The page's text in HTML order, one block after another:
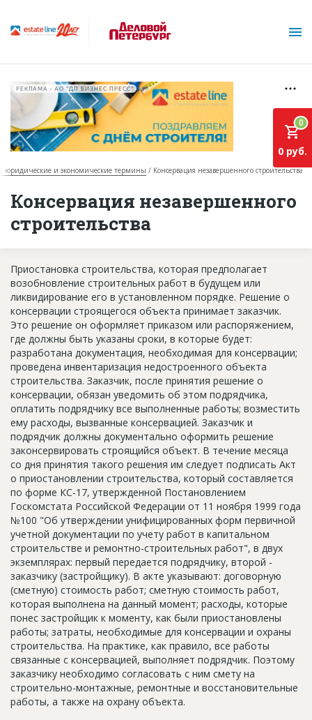
О проекте
Горячие объекты
База строящихся объектов
Инвестпроекты
Глоссарий
Новости
Платные услуги
Пресс-релизы
Правила работы
Контакты
Личный кабинет
РЕКЛАМА • АО "ДП БИЗНЕС ПРЕСС"
юридические и экономические термины Консервация незавершенного строительства
Консервация незавершенного
строительства
0
0 руб.
Приостановка строительства, которая предполагает
возобновление строительных работ в будущем или
ликвидирование его в установленном порядке. Решение о
консервации строящегося объекта принимает заказчик.
Это решение он оформляет приказом или распоряжением,
где должны быть указаны сроки, в которые будет:
разработана документация, необходимая для консервации;
проведена инвентаризация недостроенного объекта
строительства. Заказчик, после принятия решение о
консервации, обязан уведомить об этом подрядчика,
оплатить подрядчику все выполненные работы; возместить
ему расходы, вызванные консервацией. Заказчик и
подрядчик должны документально оформить решение
законсервировать строящийся объект. В течение месяца
со дня принятия такого решения им следует подписать Акт
о приостановлении строительства, который составляется
по форме КС-17, утвержденной Постановлением
Госкомстата Российской Федерации от 11 ноября 1999 года
№100 "Об утверждении унифицированных форм первичной
учетной документации по учету работ в капитальном
строительстве и ремонтно-строительных работ", в двух
экземплярах: первый передается подрядчику, второй -
заказчику (застройщику). В акте указывают: договорную
(сметную) стоимость работ; сметную стоимость работ,
которая выполнена на данный момент; расходы, которые
понес застройщик к моменту, как были приостановлены
работы; затраты, необходимые для консервации и охраны
строительства. На практике, как правило, все работы
связанные с консервацией, выполняет подрядчик. Поэтому
заказчику необходимо согласовать с ним смету на
строительно-монтажные, ремонтные и восстановительные
работы, а также на охрану объекта.